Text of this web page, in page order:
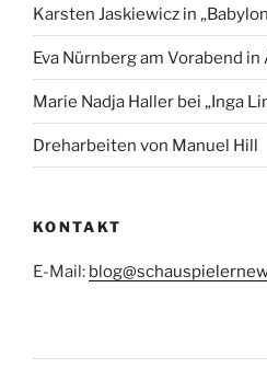
Karsten Jaskiewicz in
Eva Nürnberg am Vorabend in
Marie Nadja Haller bei „Inga
Dreharbeiten von Manuel Hill
KONTAKT
E-Mail: